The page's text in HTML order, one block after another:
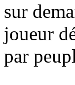
sur
joueur
par